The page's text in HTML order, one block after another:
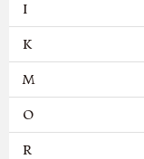
I
K
M
O
R